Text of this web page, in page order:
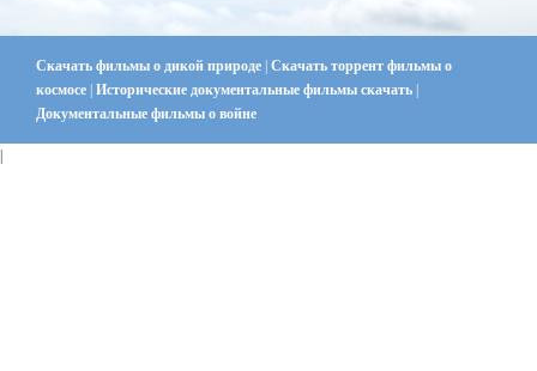
Скачать фильмы о дикой природе Скачать торрент фильмы о
космосе Исторические документальные фильмы скачать
Документальные фильмы о войне